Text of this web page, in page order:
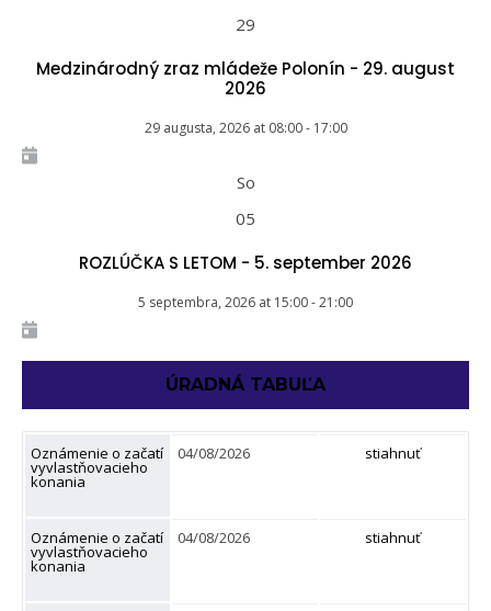
29
Medzinárodný zraz mládeže Polonín - 29. august
2026
29 augusta, 2026 at 08:00- 17:00
So
05
ROZLÚČKA S LETOM - 5. september 2026
5 septembra, 2026 at 15:00-21:00
ÚRADNÁ TABUĽA
Oznámenie o začatí
vyvlastňovacieho
konania
04/08/2026 stiahnuť
Oznámenie o začatí
vyvlastňovacieho
konania
04/08/2026 stiahnuť